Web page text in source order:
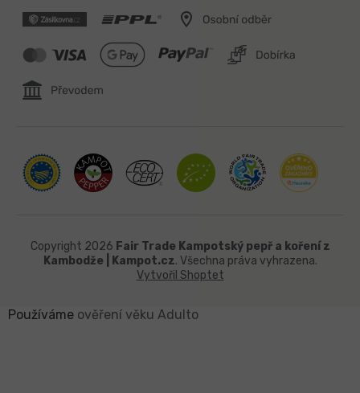
Vytvořil Shoptet
Copyright 2026 Fair Trade Kampotský pepř a koření z
Kambodže | Kampot.cz. Všechna práva vyhrazena.
Používáme ověření věku Adulto